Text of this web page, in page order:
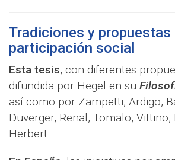
Tradiciones y propuestas
participación social
Esta tesis, con diferentes
difundida por Hegel en su
así como por Zampetti, Ardigo,
Duverger, Renal, Tomalo, Vittino,
Herbert…